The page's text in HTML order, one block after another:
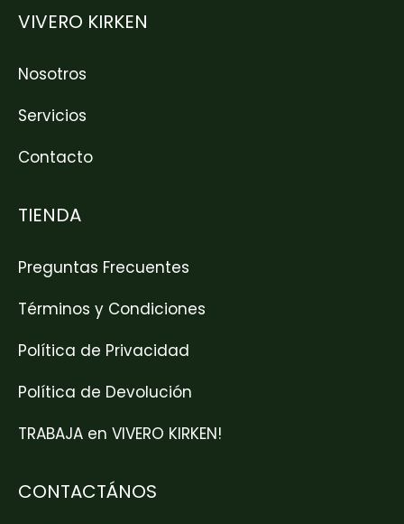
VIVERO KIRKEN
Nosotros
Servicios
Contacto
TIENDA
Preguntas Frecuentes
Términos y Condiciones
Política de Privacidad
Política de Devolución
TRABAJA en VIVERO KIRKEN!
CONTACTÁNOS